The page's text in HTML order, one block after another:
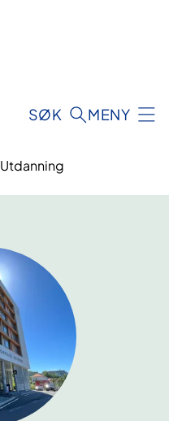
SØK MENY
Utdanning